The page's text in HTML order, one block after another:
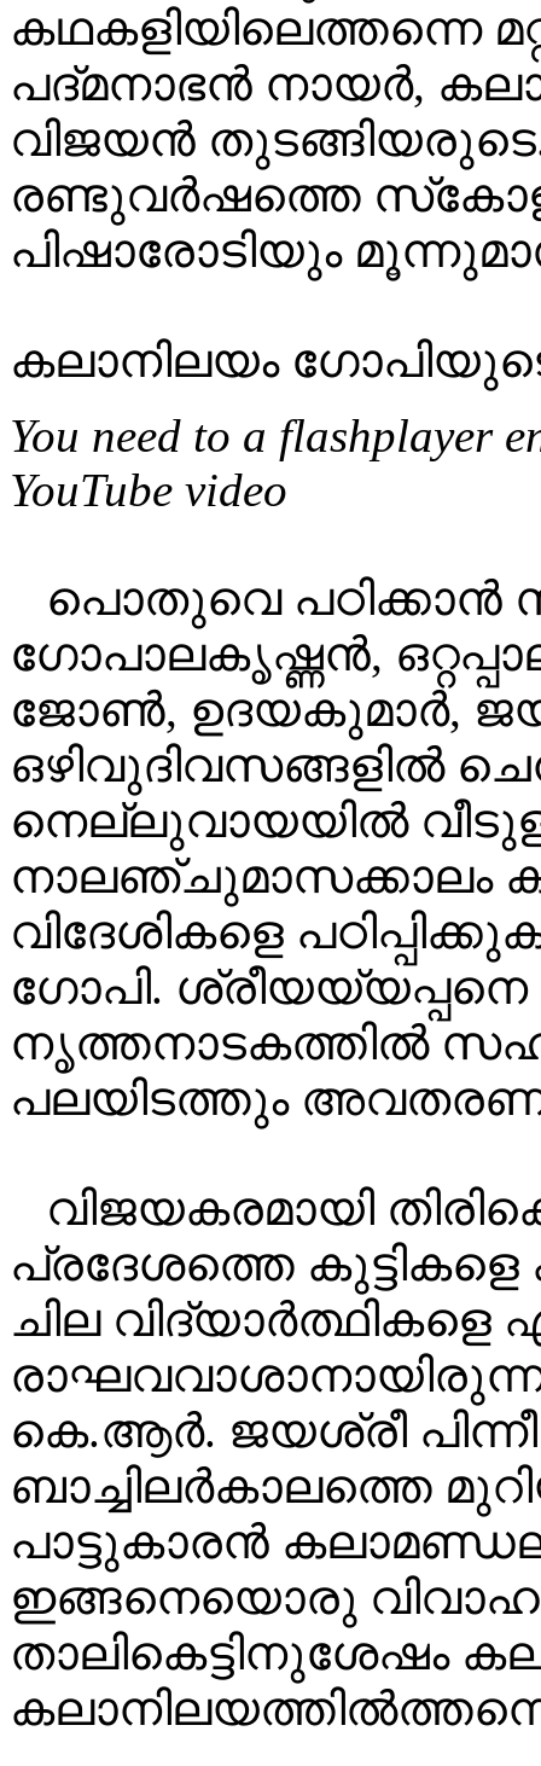
കഥകളിയിലെത്തന്നെ
പദ്മനാഭൻ നായർ,
വിജയൻ
രണ്ടുവർഷത്തെ
പിഷാരോടിയും
കലാനിലയം
You need to a flashplayer
YouTube video
പൊതുവെ പഠിക്കാൻ
ഗോപാലകൃഷ്ണൻ,
ജോൺ, ഉദയകുമാർ,
ഒഴിവുദിവസങ്ങളിൽ
നെല്ലുവായയിൽ
നാലഞ്ചുമാസക്കാലം
വിദേശികളെ
ഗോപി.
നൃത്തനാടകത്തിൽ
പലയിടത്തും
വിജയകരമായി
പ്രദേശത്തെ കുട്ടികളെ
ചില വിദ്യാർത്ഥികളെ
കെ.ആർ. ജയശ്രീ
ബാച്ചിലർകാലത്തെ
പാട്ടുകാരൻ
ഇങ്ങനെയൊരു
താലികെട്ടിനുശേഷം